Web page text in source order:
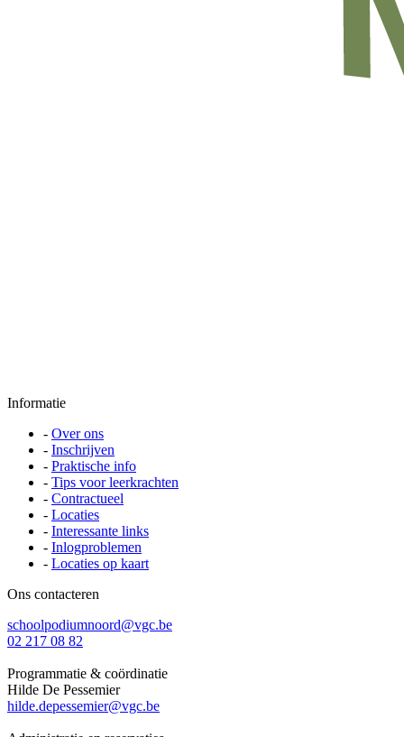
Informatie
- Over ons
- Inschrijven
- Praktische info
- Tips voor leerkrachten
- Contractueel
- Locaties
- Interessante links
- Inlogproblemen
- Locaties op kaart
Ons contacteren
schoolpodiumnoord@vgc.be
02 217 08 82
Programmatie & coördinatie
Hilde De Pessemier
hilde.depessemier@vgc.be